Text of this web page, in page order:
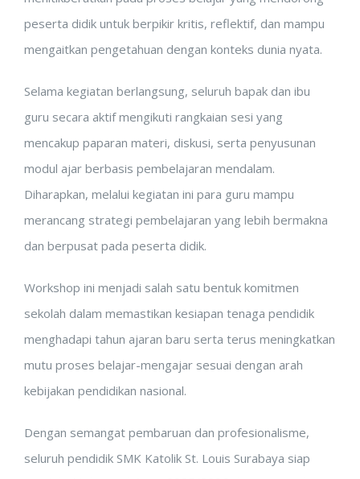
peserta didik untuk berpikir kritis, reflektif, dan mampu
mengaitkan pengetahuan dengan konteks dunia nyata.
Selama kegiatan berlangsung, seluruh bapak dan ibu
guru secara aktif mengikuti rangkaian sesi yang
mencakup paparan materi, diskusi, serta penyusunan
modul ajar berbasis pembelajaran mendalam.
Diharapkan, melalui kegiatan ini para guru mampu
merancang strategi pembelajaran yang lebih bermakna
dan berpusat pada peserta didik.
Workshop ini menjadi salah satu bentuk komitmen
sekolah dalam memastikan kesiapan tenaga pendidik
menghadapi tahun ajaran baru serta terus meningkatkan
mutu proses belajar-mengajar sesuai dengan arah
kebijakan pendidikan nasional.
Dengan semangat pembaruan dan profesionalisme,
seluruh pendidik SMK Katolik St. Louis Surabaya siap